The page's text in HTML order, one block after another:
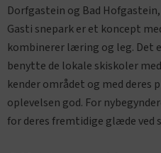
Dorfgastein og Bad
Gasti snepark er et koncept
kombinerer læring og leg. Det
benytte de lokale skiskoler
kender området og med
oplevelsen god. For
for deres fremtidige glæde ved